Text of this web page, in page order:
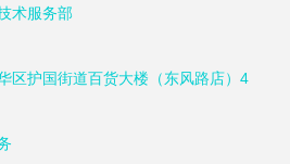
术服务部
区护国街道百货大楼（东风路店）4